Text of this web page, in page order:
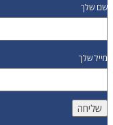
שם שלך
מייל שלך